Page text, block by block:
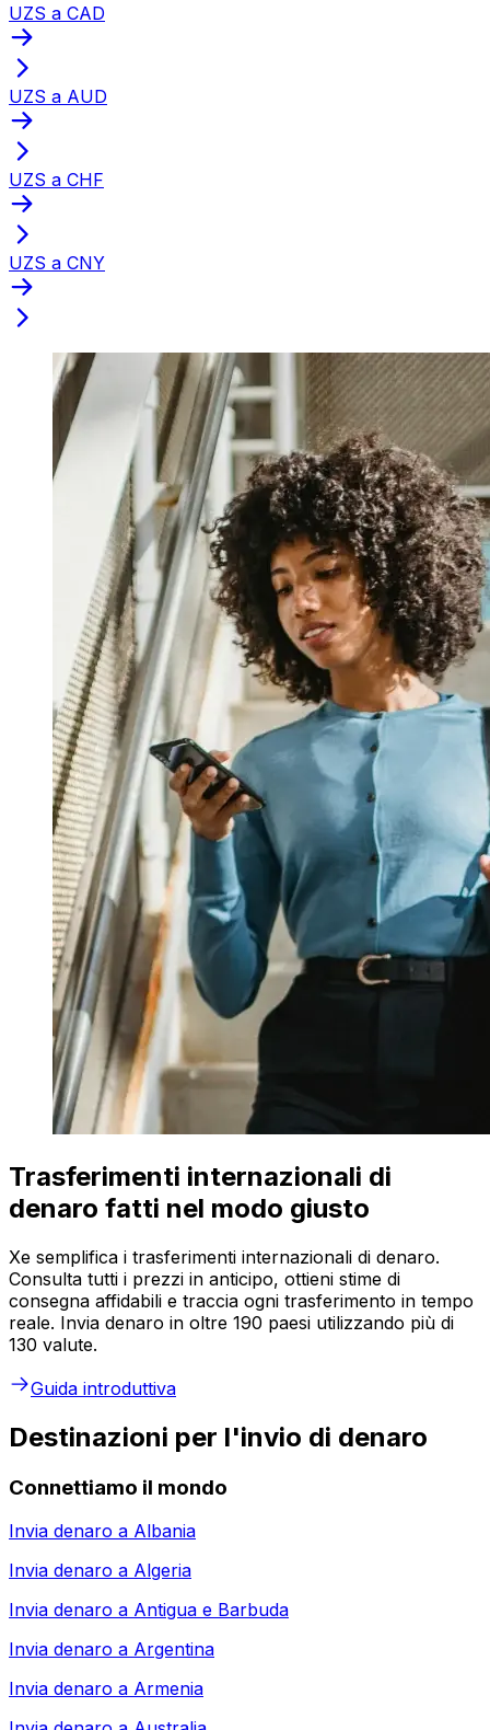
UZS a CAD
UZS a AUD
UZS a CHF
UZS a CNY
Trasferimenti internazionali di
denaro fatti nel modo giusto
Xe semplifica i trasferimenti internazionali di denaro.
Consulta tutti i prezzi in anticipo, ottieni stime di
consegna affidabili e traccia ogni trasferimento in tempo
reale. Invia denaro in oltre 190 paesi utilizzando più di
130 valute.
Guida introduttiva
Destinazioni per l'invio di denaro
Connettiamo il mondo
Invia denaro a Albania
Invia denaro a Algeria
Invia denaro a Antigua e Barbuda
Invia denaro a Argentina
Invia denaro a Armenia